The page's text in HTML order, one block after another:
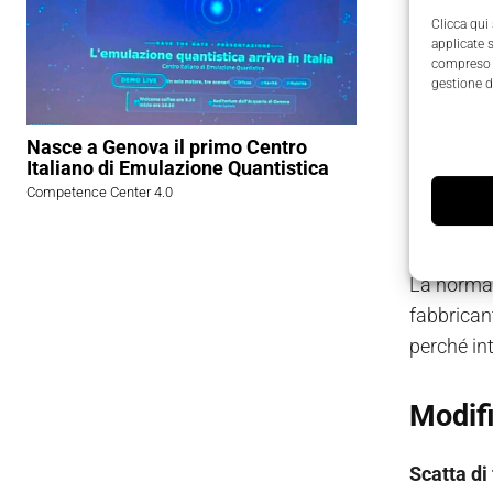
Clicca qui
applicate
gestione
Nasce a Genova il primo Centro
Italiano di Emulazione Quantistica
Competence Center 4.0
Le
La
perché
Scatta